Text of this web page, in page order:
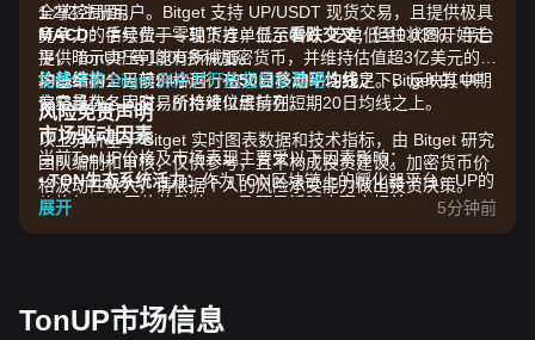
全掌控局面。
MACD：信号位于零轴下方，显示看跌交叉；但柱状图开始走
平，暗示卖压可能有所减弱。
均线结构：目前价格运行在50日移动平均线之下，反映其中期
偏空趋势；同时，价格难以维持在短期20日均线之上。
市场驱动因素
当前TonUP价格及市场表现主要受以下因素影响：
•TON生态系统活力：作为TON区块链上的孵化器平台，UP的
价格与TON网络的整体TVL及项目活跃度高度相关。
交易信号
1.2亿注册用户。Bitget 支持 UP/USDT 现货交易，且提供极具
竞争力的手续费——现货挂单低至0%，吃单低至0.03%。平台
提供 TonUP 等1300多种加密货币，并维持估值超3亿美元的保
护基金，全天候24小时开放交易，流动性充足。Bitget 的 UP
交易量在各大交易所持续位居前列。
免费注册 Bitget 账户并开启您的交易吧！
风险免责声明
以上分析基于 Bitget 实时图表数据和技术指标，由 Bitget 研究
团队编制和审核，仅供参考，且不构成投资建议。加密货币价
格波动性极大，请根据个人的风险承受能力做出投资决策。
展开
5分钟前
TonUP市场信息